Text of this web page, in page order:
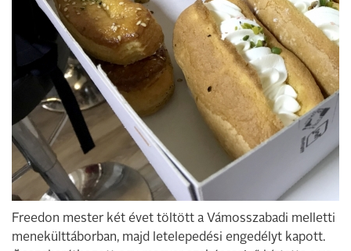
Freedon mester két évet töltött a Vámosszabadi melletti
menekülttáborban, majd letelepedési engedélyt kapott.